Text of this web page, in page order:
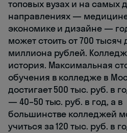
топовых вузах и на самых
направлениях —
экономике и дизайне —
может стоить от 700 тысяч
миллиона рублей.
история. Максимальная
обучения в колледже в
достигает 500 тыс. руб. в
— 40–50 тыс. руб. в год, а в
большинстве колледжей
учиться за 120 тыс. руб. в